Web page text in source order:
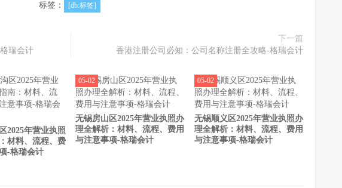
标签： [db:标签]
瑞会计
下一篇
香港注册公司必知：公司名称注册全攻略-格瑞会计
2025年营业执照
材料、流程、费
-格瑞会计
无锡房山区2025年营业执照办
理全解析：材料、流程、费用
与注意事项-格瑞会计
05-02
无锡顺义区2025年营业执照办
理全解析：材料、流程、费用
与注意事项-格瑞会计
05-02